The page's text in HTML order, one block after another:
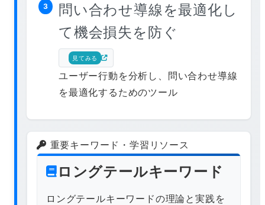
3
問い合わせ導線を最適化し
て機会損失を防ぐ
見てみる
ユーザー行動を分析し、問い合わせ導線
を最適化するためのツール
重要キーワード・学習リソース
ロングテールキーワード
ロングテールキーワードの理論と実践を